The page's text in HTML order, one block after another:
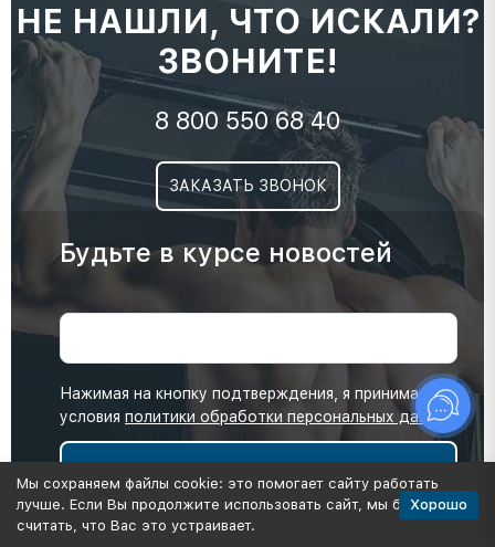
НЕ НАШЛИ, ЧТО ИСКАЛИ?
ЗВОНИТЕ!
8 800 550 68 40
ЗАКАЗАТЬ ЗВОНОК
Будьте в курсе новостей
Нажимая на кнопку подтверждения, я принимаю
условия политики обработки персональных данных
Мы сохраняем файлы cookie: это помогает сайту работать
лучше. Если Вы продолжите использовать сайт, мы будем
считать, что Вас это устраивает.
Хорошо